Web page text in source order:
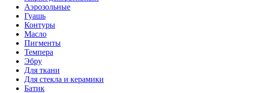
Аэрозольные
Гуашь
Контуры
Масло
Пигменты
Темпера
Эбру
Для ткани
Для стекла и керамики
Батик